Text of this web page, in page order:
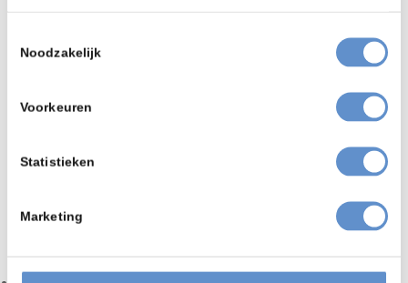
Noodzakelijk
Voorkeuren
Statistieken
Marketing
De werpstraler kan worden toegepast voor onder andere: